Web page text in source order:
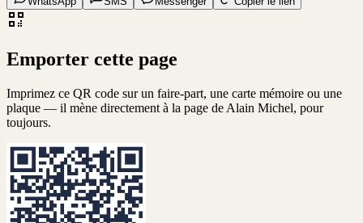
Emporter cette page
Imprimez ce QR code sur un faire-part, une carte mémoire ou une
plaque — il mène directement à la page de Alain Michel, pour
toujours.